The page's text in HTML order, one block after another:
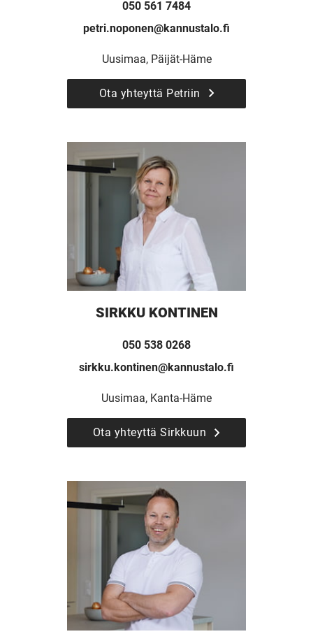
050 561 7484
petri.noponen@kannustalo.fi
Uusimaa, Päijät-Häme
Ota yhteyttä Petriin
SIRKKU KONTINEN
050 538 0268
sirkku.kontinen@kannustalo.fi
Uusimaa, Kanta-Häme
Ota yhteyttä Sirkkuun